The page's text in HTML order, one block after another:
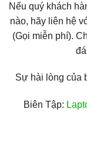
Nếu quý khách
nào, hãy liên hệ
(Gọi miễn phí).
Sự hài lòng của
Biên Tập: